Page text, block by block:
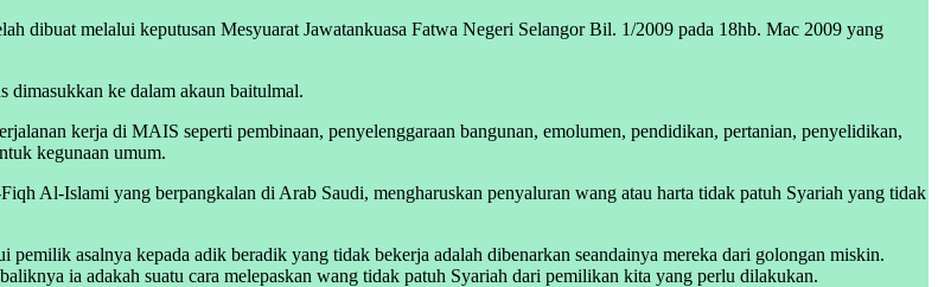
dibuat melalui keputusan Mesyuarat Jawatankuasa Fatwa Negeri Selangor Bil. 1/2009 pada 18hb. Mac 2009 yang
dimasukkan ke dalam akaun baitulmal.
kerja di MAIS seperti pembinaan, penyelenggaraan bangunan, emolumen, pendidikan, pertanian, penyelidikan,
kegunaan umum.
Al-Islami yang berpangkalan di Arab Saudi, mengharuskan penyaluran wang atau harta tidak patuh Syariah yang tidak
asalnya kepada adik beradik yang tidak bekerja adalah dibenarkan seandainya mereka dari golongan miskin.
ia adakah suatu cara melepaskan wang tidak patuh Syariah dari pemilikan kita yang perlu dilakukan.